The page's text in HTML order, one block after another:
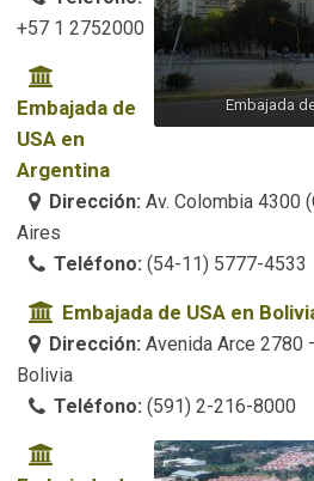
Embajada
+57 1 2752000
Embajada de
USA en
Argentina
Dirección: Av. Colombia 4300
Aires
Teléfono: (54-11) 5777-4533
Embajada de USA en
Dirección: Avenida Arce 2780
Bolivia
Teléfono: (591) 2-216-8000